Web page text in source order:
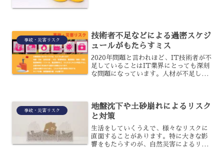
事故・災害リスク
技術者不足などによる過密スケジ
ュールがもたらすミス
2020年問題と言われほど、IT技術者が不
足していることはIT業界にとっても深刻
な問題になっています。人材が不足して
げている傾向にあ...
事故・災害リスク
地盤沈下や土砂崩れによるリスク
と対策
生活をしていくうえで、様々なリスクに
直面することがあります。特に大きな影
響をもたらすのが、自然災害によるリス